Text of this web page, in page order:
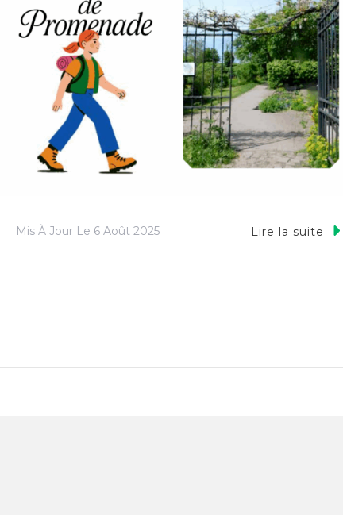
Mis À Jour Le 6 Août 2025 Lire la suite